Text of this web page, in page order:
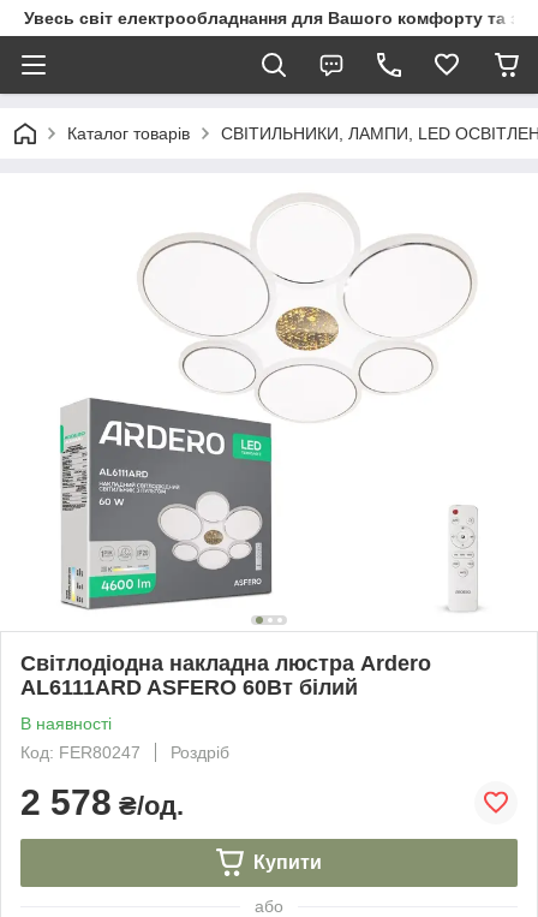
Увесь світ електрообладнання для Вашого комфорту та
Каталог товарів СВІТИЛЬНИКИ, ЛАМПИ, LED
Світлодіодна накладна люстра Ardero
AL6111ARD ASFERO 60Вт білий
В наявності
Код: FER80247
Роздріб
2 578 ₴/од.
Купити
або